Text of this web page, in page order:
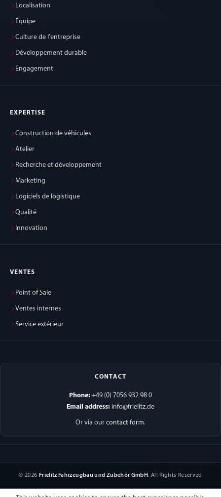
Localisation
Équipe
Culture de l'entreprise
Développement durable
Engagement
EXPERTISE
Construction de véhicules
Atelier
Recherche et développement
Marketing
Logiciels de logistique
Qualité
Innovation
VENTES
Point of Sale
Ventes internes
Service extérieur
CONTACT
Phone: +49 (0) 7056 932 98 0
Email address: info@frielitz.de
Or via our contact form.
© 2026 Frielitz Fahrzeugbau und Zubehör GmbH. All Rights Reserved